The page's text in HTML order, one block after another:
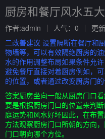
厨房和餐厅风水五
作者:admin 人气：0
更
二改善建议 设置隔断在餐厅和
物墙等，可以有效隔绝厨房的
水的作用调整布局如果条件允
避免餐厅直接对着厨房例如，
的位置，或者通过改变厨房门的
答案厨房坐向一般从厨房门口
要是根据厨房门口的位置来判
庭运势和风水好坏因此，在布
方法观察厨房门口所朝的方向
门口朝向哪个方位。